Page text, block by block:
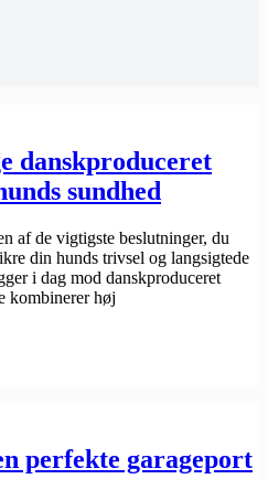
danskproduceret
sundhed
af de vigtigste beslutninger, du
din hunds trivsel og langsigtede
i dag mod danskproduceret
kombinerer høj
perfekte garageport